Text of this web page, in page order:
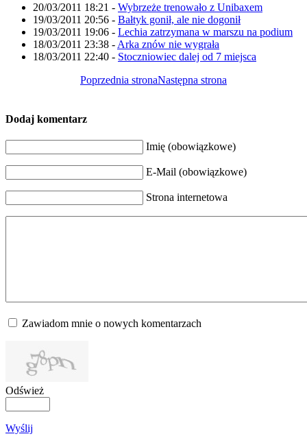
20/03/2011 18:21 - Wybrzeże trenowało z Unibaxem
19/03/2011 20:56 - Bałtyk gonił, ale nie dogonił
19/03/2011 19:06 - Lechia zatrzymana w marszu na podium
18/03/2011 23:38 - Arka znów nie wygrała
18/03/2011 22:40 - Stoczniowiec dalej od 7 miejsca
Poprzednia stronaNastępna strona
Dodaj komentarz
Imię (obowiązkowe)
E-Mail (obowiązkowe)
Strona internetowa
Zawiadom mnie o nowych komentarzach
Odśwież
Wyślij